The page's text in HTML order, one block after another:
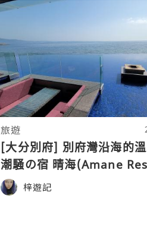
旅遊
[大分別府] 別府灣沿海的
潮騒の宿 晴海(Amane
Seikai)
梓遊記